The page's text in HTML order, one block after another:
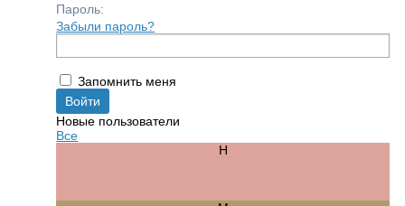
Пароль:
Забыли пароль?
Запомнить меня
Новые пользователи
Все